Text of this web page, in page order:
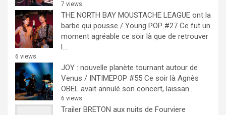
7 views
THE NORTH BAY MOUSTACHE LEAGUE ont la
barbe qui pousse / Young POP #27 Ce fut un
moment agréable ce soir là que de retrouver
l...
6 views
JOY : nouvelle planète tournant autour de
Venus / INTIMEPOP #55 Ce soir là Agnès
OBEL avait annulé son concert, laissan...
6 views
Trailer BRETON aux nuits de Fourviere